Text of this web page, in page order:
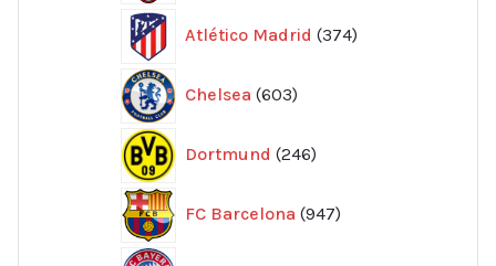
Atlético Madrid 374
produkter
Chelsea 603
produkter
Dortmund 246
produkter
FC Barcelona 947
produkter